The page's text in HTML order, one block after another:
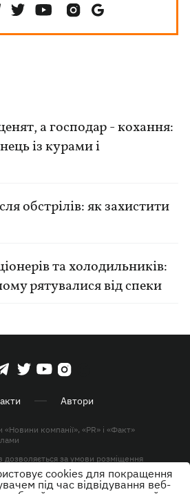
а господар - кохання:
із курами і
обстрілів: як захистити
та холодильників:
рятувалися від спеки
Автори
компанії», «PR» і «Факт»
дозволяється за умови розміщення
на KP.UA в першому абзаці.
Всі права захищені.
cookies для покращення
під час відвідування веб-